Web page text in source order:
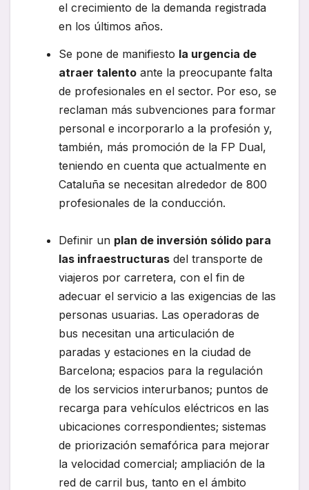
el crecimiento de la demanda registrada
en los últimos años.
Se pone de manifiesto la urgencia de
atraer talento ante la preocupante falta
de profesionales en el sector. Por eso, se
reclaman más subvenciones para formar
personal e incorporarlo a la profesión y,
también, más promoción de la FP Dual,
teniendo en cuenta que actualmente en
Cataluña se necesitan alrededor de 800
profesionales de la conducción.
Definir un plan de inversión sólido para
las infraestructuras del transporte de
viajeros por carretera, con el fin de
adecuar el servicio a las exigencias de las
personas usuarias. Las operadoras de
bus necesitan una articulación de
paradas y estaciones en la ciudad de
Barcelona; espacios para la regulación
de los servicios interurbanos; puntos de
recarga para vehículos eléctricos en las
ubicaciones correspondientes; sistemas
de priorización semafórica para mejorar
la velocidad comercial; ampliación de la
red de carril bus, tanto en el ámbito